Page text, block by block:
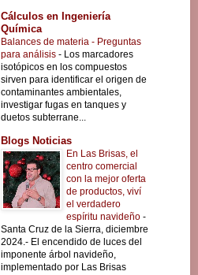
Cálculos en Ingeniería
Química
Balances de materia - Preguntas
para análisis - Los marcadores
isotópicos en los compuestos
sirven para identificar el origen de
contaminantes ambientales,
investigar fugas en tanques y
duetos subterrane...
Blogs Noticias
En Las Brisas, el
centro comercial
con la mejor oferta
de productos, viví
el verdadero
espíritu navideño -
Santa Cruz de la Sierra, diciembre
2024.- El encendido de luces del
imponente árbol navideño,
implementado por Las Brisas